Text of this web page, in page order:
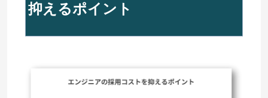
抑えるポイント